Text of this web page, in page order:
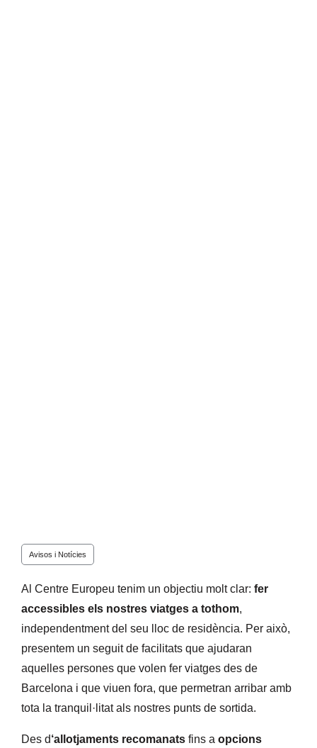
Avisos i Notícies
Al Centre Europeu tenim un objectiu molt clar: fer
accessibles els nostres viatges a tothom,
independentment del seu lloc de residència. Per això,
presentem un seguit de facilitats que ajudaran
aquelles persones que volen fer viatges des de
Barcelona i que viuen fora, que permetran arribar amb
tota la tranquil·litat als nostres punts de sortida.
Des d‘allotjaments recomanats fins a opcions